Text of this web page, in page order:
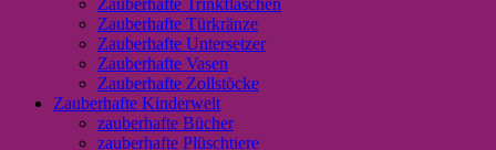
Zauberhafte Türkränze
Zauberhafte Untersetzer
Zauberhafte Vasen
Zauberhafte Zollstöcke
Zauberhafte Kinderwelt
zauberhafte Bücher
zauberhafte Plüschtiere